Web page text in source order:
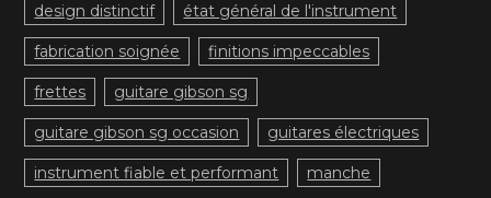
design distinctif état général de l'instrument
fabrication soignée finitions impeccables
frettes guitare gibson sg
guitare gibson sg occasion guitares électriques
instrument fiable et performant manche